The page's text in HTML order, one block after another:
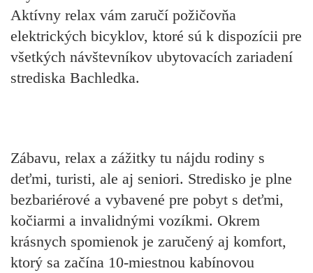
Aktívny relax vám zaručí požičovňa
elektrických bicyklov, ktoré sú k dispozícii pre
všetkých návštevníkov ubytovacích zariadení
strediska Bachledka.
Zábavu, relax a zážitky tu nájdu rodiny s
deťmi, turisti, ale aj seniori. Stredisko je plne
bezbariérové a vybavené pre pobyt s deťmi,
kočiarmi a invalidnými vozíkmi. Okrem
krásnych spomienok je zaručený aj komfort,
ktorý sa začína 10-miestnou kabínovou